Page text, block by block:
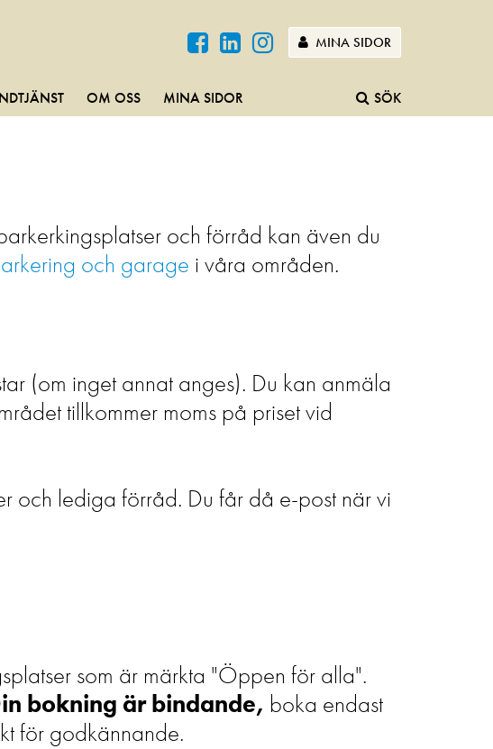
MINA SIDOR
OM OSS MINA SIDOR SÖK
och förråd kan även du
och garage i våra områden.
(om inget annat anges). Du kan anmäla
tillkommer moms på priset vid
och lediga förråd. Du får då e-post när vi
som är märkta "Öppen för alla".
bokning är bindande, boka endast
för godkännande.